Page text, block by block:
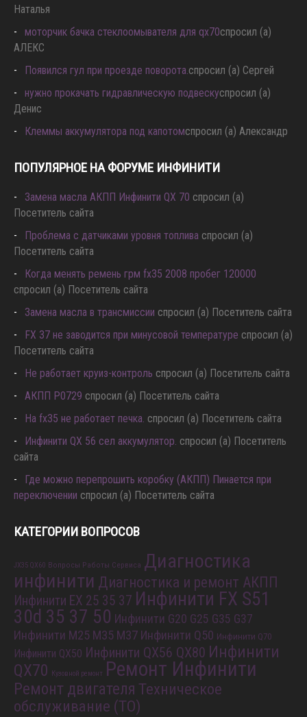
Наталья
моторчик бачка стеклоомывателя для qx70спросил (а)
АЛЕКС
Появился гул при проезде поворота.спросил (а) Сергей
нужно прокачать гидравлическую подвескуспросил (а)
Денис
Клеммы аккумулятора под капотомспросил (а) Александр
ПОПУЛЯРНОЕ НА ФОРУМЕ ИНФИНИТИ
Замена масла АКПП Инфинити QX 70 спросил (а)
Посетитель сайта
Проблема с датчиками уровня топлива спросил (а)
Посетитель сайта
Когда менять ремень грм fx35 2008 пробег 120000
спросил (а) Посетитель сайта
Замена масла в трансмиссии спросил (а) Посетитель сайта
FX 37 не заводится при минусовой температуре спросил (а)
Посетитель сайта
Не работает круиз-контроль спросил (а) Посетитель сайта
АКПП P0729 спросил (а) Посетитель сайта
Hа fx35 не работает печка. спросил (а) Посетитель сайта
Инфинити QX 56 сел аккумулятор. спросил (а) Посетитель
сайта
Где можно перепрошить коробку (АКПП) Пинается при
переключении спросил (а) Посетитель сайта
КАТЕГОРИИ ВОПРОСОВ
JX35 QX60 Вопросы Работы Сервиса Диагностика
инфинити Диагностика и ремонт АКПП
Инфинити EX 25 35 37 Инфинити FX S51
30d 35 37 50 Инфинити G20 G25 G35 G37
Инфинити M25 M35 M37 Инфинити Q50 Инфинити Q70
Инфинити QX50 Инфинити QX56 QX80 Инфинити
QX70 Кузовной ремонт Ремонт Инфинити
Ремонт двигателя Техническое
обслуживание (ТО)